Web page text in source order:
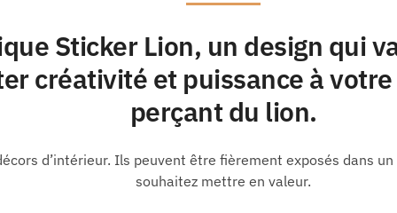
Sticker Lion, un design qui
créativité et puissance à
perçant du lion.
d’intérieur. Ils peuvent être fièrement exposés dans
souhaitez mettre en valeur.